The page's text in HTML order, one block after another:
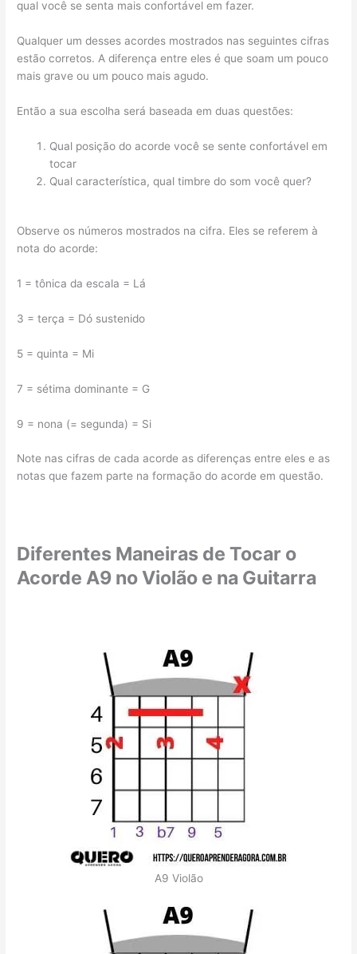
qual você se senta mais confortável em fazer.
Qualquer um desses acordes mostrados nas seguintes cifras
estão corretos. A diferença entre eles é que soam um pouco
mais grave ou um pouco mais agudo.
Então a sua escolha será baseada em duas questões:
Qual posição do acorde você se sente confortável em
tocar
Qual característica, qual timbre do som você quer?
Observe os números mostrados na cifra. Eles se referem à
nota do acorde:
1 = tônica da escala = Lá
3 = terça = Dó sustenido
5 = quinta = Mi
7 = sétima dominante = G
9 = nona (= segunda) = Si
Note nas cifras de cada acorde as diferenças entre eles e as
notas que fazem parte na formação do acorde em questão.
Diferentes Maneiras de Tocar o
Acorde A9 no Violão e na Guitarra
A9 Violão